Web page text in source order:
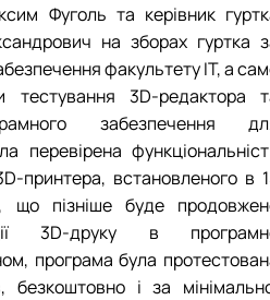
Фуголь та керівник
на зборах гуртка
факультету ІТ, а
тестування 3D-редактора
забезпечення
перевірена
принтера, встановленого в
що пізніше буде
3D-друку в
програма була
безкоштовно і за